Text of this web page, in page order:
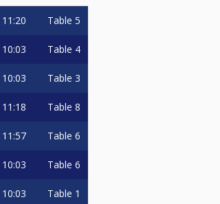
11:20 Table 5
10:03 Table 4
10:03 Table 3
11:18 Table 8
11:57 Table 6
10:03 Table 6
10:03 Table 1